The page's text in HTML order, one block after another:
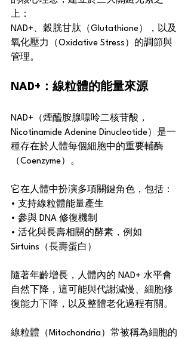
上：
NAD+、穀胱甘肽（Glutathione），以及
氧化壓力（Oxidative Stress）的調節與
管理。
NAD+：線粒體的能量來源
NAD+（煙醯胺腺嘌呤二核苷酸，
Nicotinamide Adenine Dinucleotide）是一
種存在於人體每個細胞中的重要輔酶
（Coenzyme）。
它在人體中扮演多項關鍵角色，包括：
• 支持線粒體能量產生
• 參與 DNA 修復機制
• 活化與長壽相關的酵素，例如
Sirtuins（長壽蛋白）
隨著年齡增長，人體內的 NAD+ 水平會
自然下降，這可能與代謝減慢、細胞修
復能力下降，以及整體老化過程有關。
線粒體（Mitochondria）常被稱為細胞的